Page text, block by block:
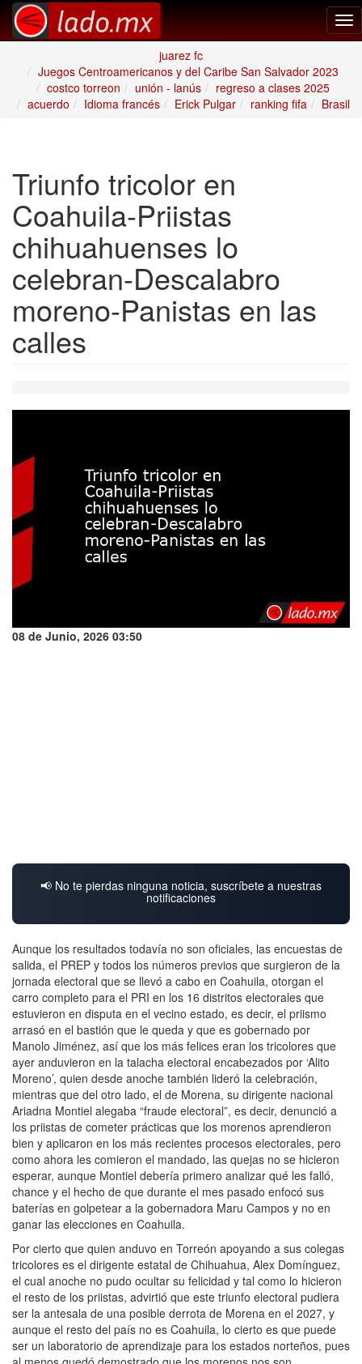
juarez fc
Juegos Centroamericanos y del Caribe San Salvador 2023
costco torreon
unión - lanús
regreso a clases 2025
acuerdo
Idioma francés Erick Pulgar ranking fifa Brasil
Triunfo tricolor en
Coahuila-Priistas
chihuahuenses lo
celebran-Descalabro
moreno-Panistas en las
calles
08 de Junio, 2026 03:50
📢 No te pierdas ninguna noticia, suscríbete a nuestras
notificaciones
Aunque los resultados todavía no son oficiales, las encuestas de
salida, el PREP y todos los números previos que surgieron de la
jornada electoral que se llevó a cabo en Coahuila, otorgan el
carro completo para el PRI en los 16 distritos electorales que
estuvieron en disputa en el vecino estado, es decir, el priismo
arrasó en el bastión que le queda y que es gobernado por
Manolo Jiménez, así que los más felices eran los tricolores que
ayer anduvieron en la talacha electoral encabezados por ‘Alito
Moreno’, quien desde anoche también lideró la celebración,
mientras que del otro lado, el de Morena, su dirigente nacional
Ariadna Montiel alegaba “fraude electoral”, es decir, denunció a
los priistas de cometer prácticas que los morenos aprendieron
bien y aplicaron en los más recientes procesos electorales, pero
como ahora les comieron el mandado, las quejas no se hicieron
esperar, aunque Montiel debería primero analizar qué les falló,
chance y el hecho de que durante el mes pasado enfocó sus
baterías en golpetear a la gobernadora Maru Campos y no en
ganar las elecciones en Coahuila.
Por cierto que quien anduvo en Torreón apoyando a sus colegas
tricolores es el dirigente estatal de Chihuahua, Alex Domínguez,
el cual anoche no pudo ocultar su felicidad y tal como lo hicieron
el resto de los priistas, advirtió que este triunfo electoral pudiera
ser la antesala de una posible derrota de Morena en el 2027, y
aunque el resto del país no es Coahuila, lo cierto es que puede
ser un laboratorio de aprendizaje para los estados norteños, pues